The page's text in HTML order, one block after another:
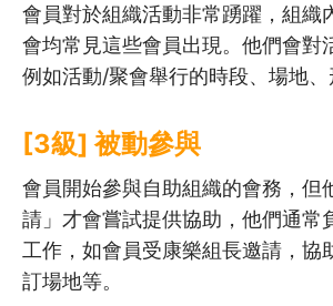
會員對於組織活動非常踴躍，組織
會均常見這些會員出現。他們會對
例如活動/聚會舉行的時段、場地、
[3級] 被動參與
會員開始參與自助組織的會務，但
請」才會嘗試提供協助，他們通常
工作，如會員受康樂組長邀請，協
訂場地等。